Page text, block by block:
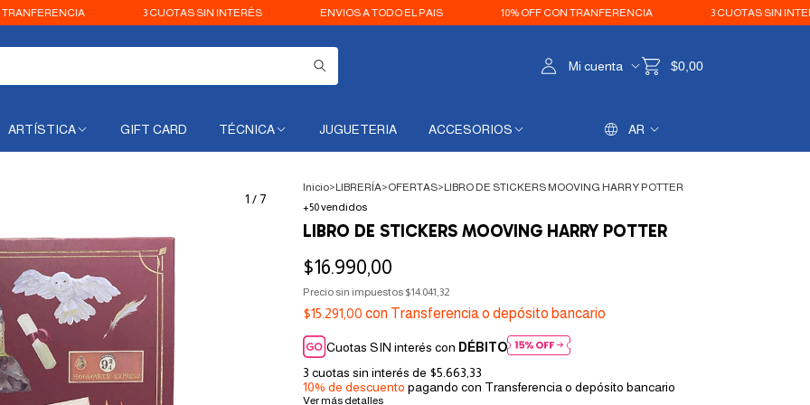
3 CUOTAS SIN INTERÉS ENVIOS A TODO EL PAIS 10% OFF CON TRANFERENCIA 3 CUOTAS SIN INTERÉS
Mi cuenta $0,00
ARTÍSTICA GIFT CARD TÉCNICA JUGUETERIA ACCESORIOS AR
1 /7
Inicio>LIBRERÍA>OFERTAS>LIBRO DE STICKERS MOOVING HARRY POTTER
+50 vendidos
LIBRO DE STICKERS MOOVING HARRY POTTER
$16.990,00
Precio sin impuestos $14.041,32
$15.291,00 con Transferencia o depósito bancario
Cuotas SIN interés con DÉBITO
3 cuotas sin interés de $5.663,33
10% de descuento pagando con Transferencia o depósito bancario
Ver más detalles